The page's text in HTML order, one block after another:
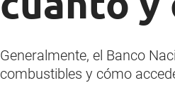
Generalmente, el Banco
combustibles y cómo